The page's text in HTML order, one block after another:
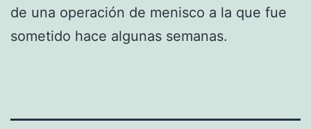
de una operación de menisco a la que fue
sometido hace algunas semanas.